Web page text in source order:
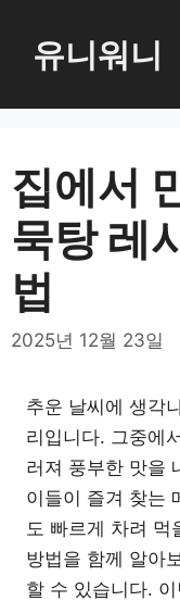
로
너
뛰
유니워니
집에서
묵탕 레
법
2025년 12월 23일
추운 날씨에 생각
리입니다. 그중에
러져 풍부한 맛을
이들이 즐겨 찾는
도 빠르게 차려 먹
방법을 함께 알아
할 수 있습니다.